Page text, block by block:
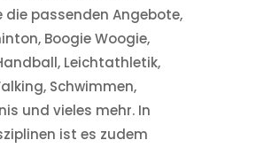
die passenden Angebote,
Boogie Woogie,
Leichtathletik,
Schwimmen,
und vieles mehr. In
ist es zudem